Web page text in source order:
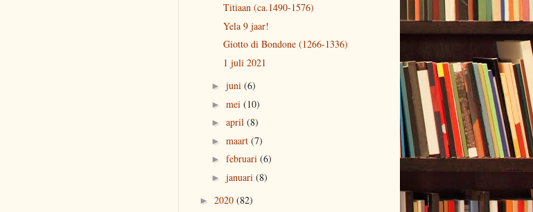
Titiaan (ca.1490-1576)
Yela 9 jaar!
Giotto di Bondone (1266-1336)
1 juli 2021
► juni (6)
► mei (10)
► april (8)
► maart (7)
► februari (6)
► januari (8)
► 2020 (82)